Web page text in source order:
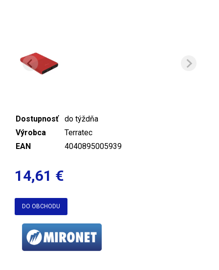
Dostupnosť
do týždňa
Výrobca
Terratec
EAN
4040895005939
14,61 €
DO OBCHODU